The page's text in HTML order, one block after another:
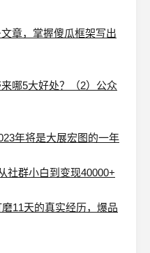
章，掌握傻瓜框架写出
哪5大好处？（2）公众
年将是大展宏图的一年
社群小白到变现40000+
11天的真实经历，爆品